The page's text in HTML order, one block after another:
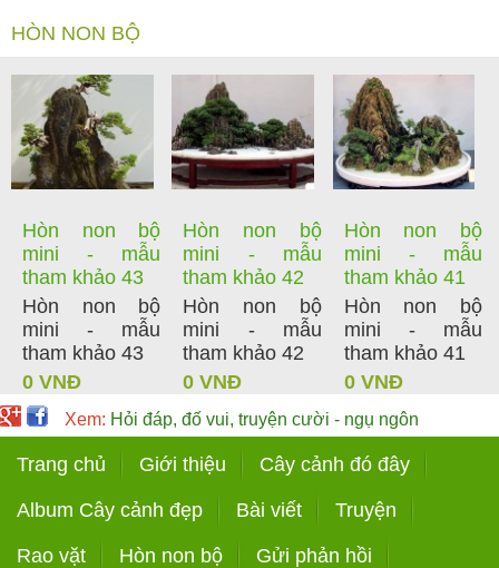
HÒN NON BỘ
Hòn non bộ
mini - mẫu
tham khảo 43
Hòn non bộ
mini - mẫu
tham khảo 43
0 VNĐ
Hòn non bộ
mini - mẫu
tham khảo 42
Hòn non bộ
mini - mẫu
tham khảo 42
0 VNĐ
Hòn non bộ
mini - mẫu
tham khảo 41
Hòn non bộ
mini - mẫu
tham khảo 41
0 VNĐ
Xem: Hỏi đáp, đố vui, truyện cười - ngụ ngôn
Trang chủ Giới thiệu Cây cảnh đó đây
Album Cây cảnh đẹp Bài viết Truyện
Rao vặt Hòn non bộ Gửi phản hồi